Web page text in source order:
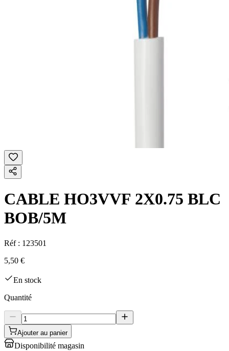
CABLE HO3VVF 2X0.75 BLC
BOB/5M
Réf : 123501
5,50 €
En stock
Quantité
Ajouter au panier
Disponibilité magasin